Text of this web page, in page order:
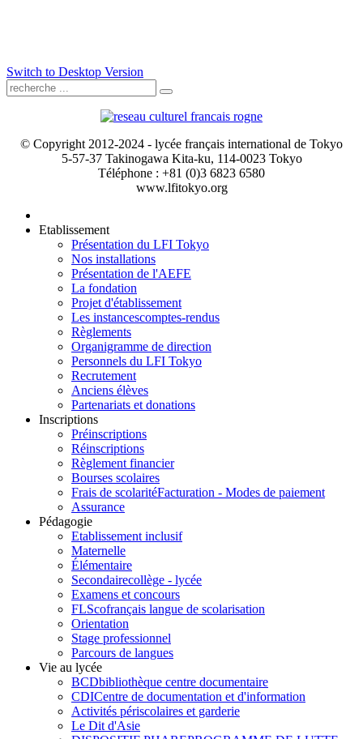
Switch to Desktop Version
© Copyright 2012-2024 - lycée français international de Tokyo
5-57-37 Takinogawa Kita-ku, 114-0023 Tokyo
Téléphone : +81 (0)3 6823 6580
www.lfitokyo.org
Etablissement
Présentation du LFI Tokyo
Nos installations
Présentation de l'AEFE
La fondation
Projet d'établissement
Les instancescomptes-rendus
Règlements
Organigramme de direction
Personnels du LFI Tokyo
Recrutement
Anciens élèves
Partenariats et donations
Inscriptions
Préinscriptions
Réinscriptions
Règlement financier
Bourses scolaires
Frais de scolaritéFacturation - Modes de paiement
Assurance
Pédagogie
Etablissement inclusif
Maternelle
Élémentaire
Secondairecollège - lycée
Examens et concours
FLScofrançais langue de scolarisation
Orientation
Stage professionnel
Parcours de langues
Vie au lycée
BCDbibliothèque centre documentaire
CDICentre de documentation et d'information
Activités périscolaires et garderie
Le Dit d'Asie